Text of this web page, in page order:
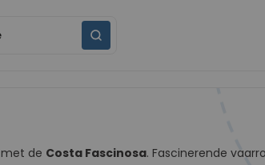
de Costa Fascinosa. Fascinerende